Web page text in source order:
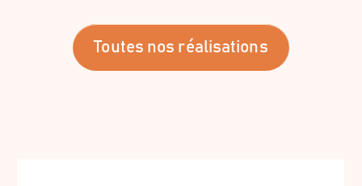
Toutes nos réalisations